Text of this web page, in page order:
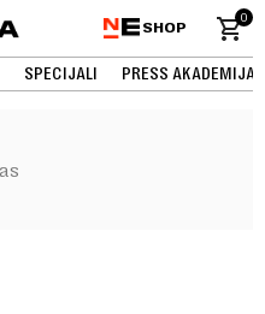
SHOP
0
SPECIJALI PRESS AKADEMIJA